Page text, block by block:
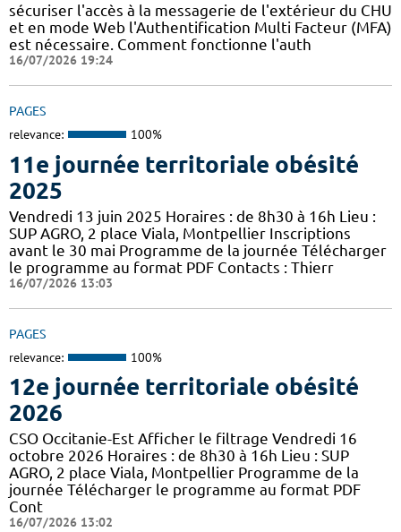
sécuriser l'accès à la messagerie de l'extérieur du CHU
et en mode Web l'Authentification Multi Facteur (MFA)
est nécessaire. Comment fonctionne l'auth
16/07/2026 19:24
PAGES
relevance: 100%
11e journée territoriale obésité
2025
Vendredi 13 juin 2025 Horaires : de 8h30 à 16h Lieu :
SUP AGRO, 2 place Viala, Montpellier Inscriptions
avant le 30 mai Programme de la journée Télécharger
le programme au format PDF Contacts : Thierr
16/07/2026 13:03
PAGES
relevance: 100%
12e journée territoriale obésité
2026
CSO Occitanie-Est Afficher le filtrage Vendredi 16
octobre 2026 Horaires : de 8h30 à 16h Lieu : SUP
AGRO, 2 place Viala, Montpellier Programme de la
journée Télécharger le programme au format PDF
Cont
16/07/2026 13:02